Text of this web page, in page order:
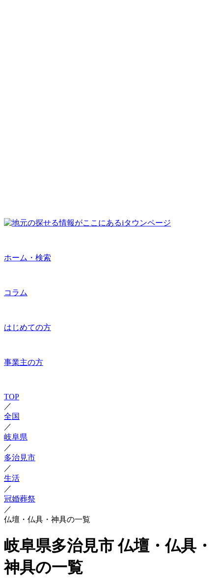
ホーム・検索
コラム
はじめての方
事業主の方
TOP
／
全国
／
岐阜県
／
多治見市
／
生活
／
冠婚葬祭
／
仏壇・仏具・神具の一覧
岐阜県多治見市 仏壇・仏具・
神具の一覧